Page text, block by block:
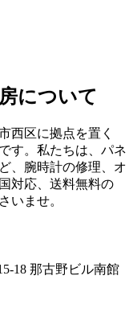
について
西区に拠点を置く
す。私たちは、パネ
、腕時計の修理、オ
対応、送料無料の
いませ。
18 那古野ビル南館